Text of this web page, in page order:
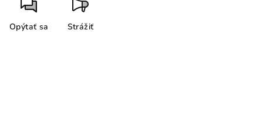
Opýtať sa Strážiť